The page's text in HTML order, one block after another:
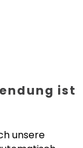
ist
unsere